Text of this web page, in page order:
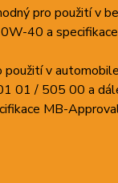
pro použití v
40 a
v
/ 505 00 a
MB-